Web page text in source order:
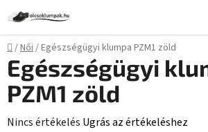
fő
tartalomhoz
Kezdőlap
/Női/Egészségügyi klumpa PZM1 zöld
Egészségügyi
PZM1 zöld
A
Nincs értékelés Ugrás az értékeléshez